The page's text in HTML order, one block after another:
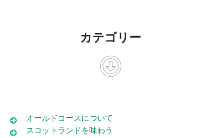
カテゴリー
オールドコースについて
スコットランドを味わう